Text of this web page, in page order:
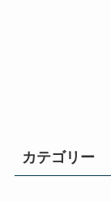
カテゴリー